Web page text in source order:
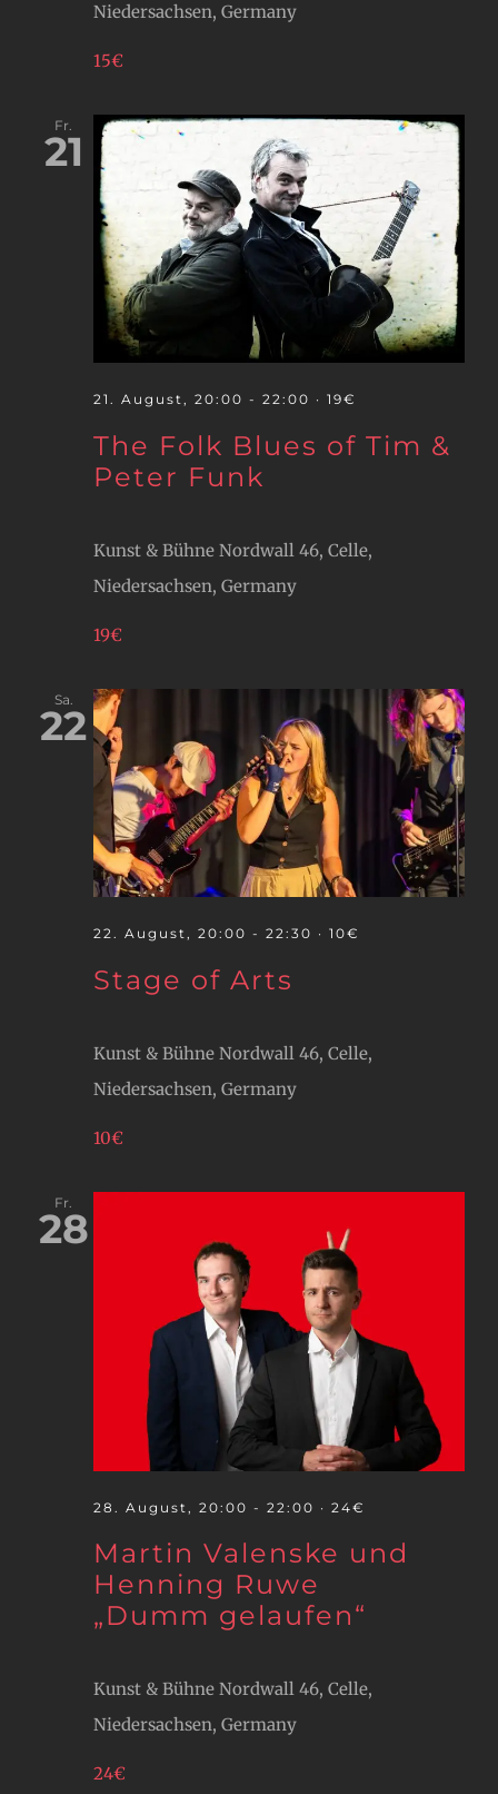
Niedersachsen, Germany
15€
Fr.
21
The Folk Blues of Tim &
Peter Funk
21. August, 20:00 - 22:00 · 19€
Kunst & Bühne Nordwall 46, Celle,
Niedersachsen, Germany
19€
Sa.
22
Stage of Arts
22. August, 20:00 - 22:30 · 10€
Kunst & Bühne Nordwall 46, Celle,
Niedersachsen, Germany
10€
Fr.
28
Martin Valenske und
Henning Ruwe
„Dumm gelaufen“
28. August, 20:00 - 22:00 · 24€
Kunst & Bühne Nordwall 46, Celle,
Niedersachsen, Germany
24€